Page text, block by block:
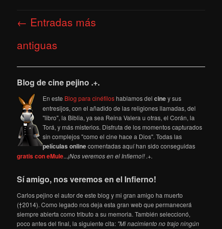
de
← Entradas más
antiguas
Blog de cine pejino .+.
En este Blog para cinéfiloshablamos delciney sus
entresijos, con el añadido de las religiones llamadas, del
"libro", la Biblia, ya sea Reina Valera u otras, el Corán, la
Torá, y más misterios. Disfruta de los momentos capturados
sin complejos "como el cine hace a Dios". Todas las
películas onlinecomentadas aquí han sido conseguidas
gratis con eMule...¡Nos veremos en el Infierno!! .+.
Sí amigo, nos veremos en el Infierno!
Carlos pejino el autor de este blog y mi gran amigo ha muerto
(†2014). Como legado nos deja esta gran web que permanecerá
siempre abierta como tributo a su memoria. También seleccionó,
poco antes del final, la siguiente cita: "Mi nacimiento no trajo ningún